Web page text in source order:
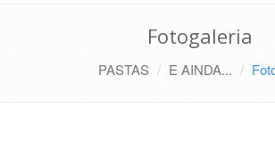
Fotogaleria
PASTAS E AINDA...